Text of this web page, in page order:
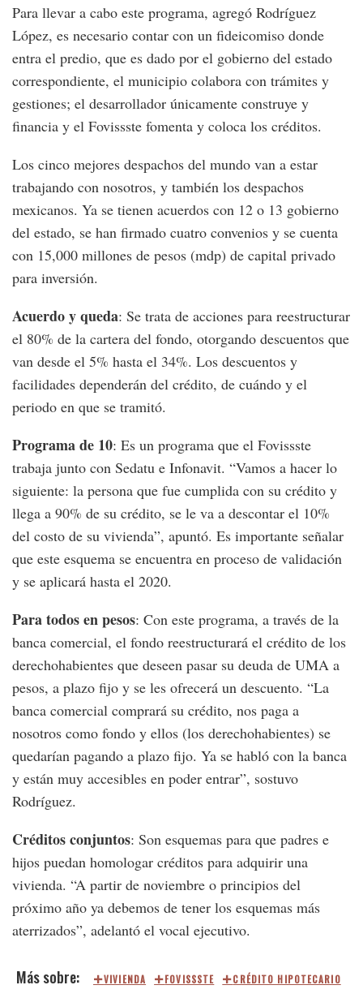
Para llevar a cabo este programa, agregó Rodríguez
López, es necesario contar con un fideicomiso donde
entra el predio, que es dado por el gobierno del estado
correspondiente, el municipio colabora con trámites y
gestiones; el desarrollador únicamente construye y
financia y el Fovissste fomenta y coloca los créditos.
Los cinco mejores despachos del mundo van a estar
trabajando con nosotros, y también los despachos
mexicanos. Ya se tienen acuerdos con 12 o 13 gobierno
del estado, se han firmado cuatro convenios y se cuenta
con 15,000 millones de pesos (mdp) de capital privado
para inversión.
Acuerdo y queda: Se trata de acciones para reestructurar
el 80% de la cartera del fondo, otorgando descuentos que
van desde el 5% hasta el 34%. Los descuentos y
facilidades dependerán del crédito, de cuándo y el
periodo en que se tramitó.
Programa de 10: Es un programa que el Fovissste
trabaja junto con Sedatu e Infonavit. “Vamos a hacer lo
siguiente: la persona que fue cumplida con su crédito y
llega a 90% de su crédito, se le va a descontar el 10%
del costo de su vivienda”, apuntó. Es importante señalar
que este esquema se encuentra en proceso de validación
y se aplicará hasta el 2020.
Para todos en pesos: Con este programa, a través de la
banca comercial, el fondo reestructurará el crédito de los
derechohabientes que deseen pasar su deuda de UMA a
pesos, a plazo fijo y se les ofrecerá un descuento. “La
banca comercial comprará su crédito, nos paga a
nosotros como fondo y ellos (los derechohabientes) se
quedarían pagando a plazo fijo. Ya se habló con la banca
y están muy accesibles en poder entrar”, sostuvo
Rodríguez.
Créditos conjuntos: Son esquemas para que padres e
hijos puedan homologar créditos para adquirir una
vivienda. “A partir de noviembre o principios del
próximo año ya debemos de tener los esquemas más
aterrizados”, adelantó el vocal ejecutivo.
VIVIENDA FOVISSSTE CRÉDITO HIPOTECARIO